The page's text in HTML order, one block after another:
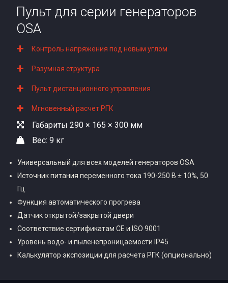
Пульт для серии генераторов
OSA
Контроль напряжения под новым углом
Разумная структура
Пульт дистанционного управления
Мгновенный расчет РГК
Габариты 290 × 165 × 300 мм
Вес: 9 кг
Универсальный для всех моделей генераторов OSA
Источник питания переменного тока 190-250 В ± 10%, 50
Гц
Функция автоматического прогрева
Датчик открытой/закрытой двери
Соответствие сертификатам CE и ISO 9001
Уровень водо- и пыленепроницаемости IP45
Калькулятор экспозиции для расчета РГК (опционально)